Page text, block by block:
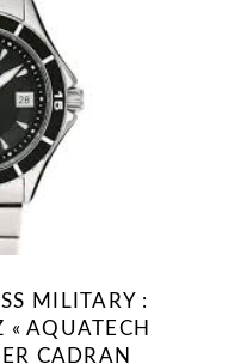
MILITARY :
« AQUATECH
CADRAN